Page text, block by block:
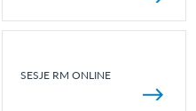
SESJE RM ONLINE